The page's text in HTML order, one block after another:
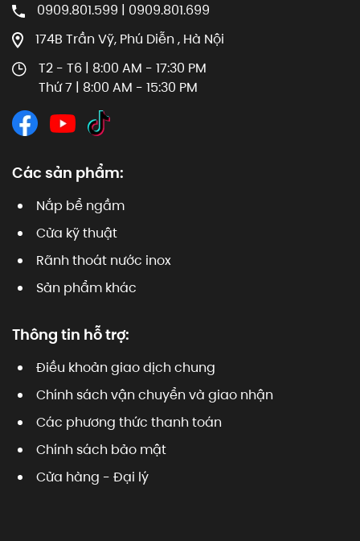
0909.801.599 | 0909.801.699
174B Trần Vỹ, Phú Diễn , Hà Nội
T2 - T6 | 8:00 AM - 17:30 PM
Thứ 7 | 8:00 AM - 15:30 PM
Các sản phẩm:
Nắp bể ngầm
Cửa kỹ thuật
Rãnh thoát nước inox
Sản phẩm khác
Thông tin hỗ trợ:
Điều khoản giao dịch chung
Chính sách vận chuyển và giao nhận
Các phương thức thanh toán
Chính sách bảo mật
Cửa hàng - Đại lý